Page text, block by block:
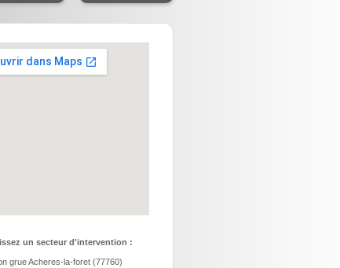
un secteur d'intervention :
grue Acheres-la-foret (77760)